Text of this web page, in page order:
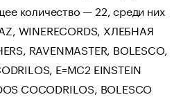
количество — 22, среди них
WINERECORDS, ХЛЕБНАЯ
RAVENMASTER, BOLESCO,
E=MC2 EINSTEIN
COCODRILOS, BOLESCO